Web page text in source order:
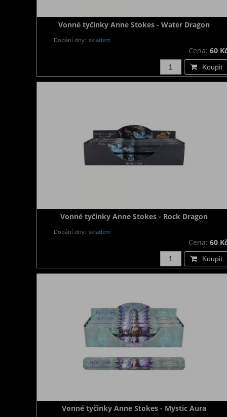
Vonné tyčinky Anne Stokes - Water Dragon
Dodání dny: skladem
Cena: 60
Koupit
Vonné tyčinky Anne Stokes - Rock Dragon
Dodání dny: skladem
Cena: 60
Koupit
Vonné tyčinky Anne Stokes - Mystic Aura